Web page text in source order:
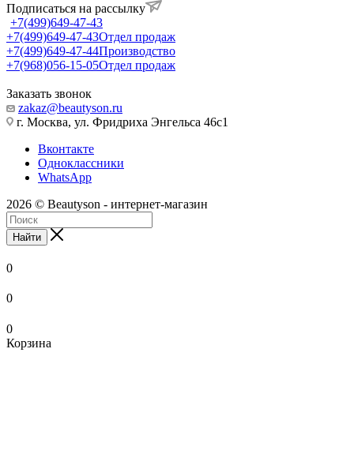
Подписаться на рассылку
+7(499)649-47-43
+7(499)649-47-43Отдел продаж
+7(499)649-47-44Производство
+7(968)056-15-05Отдел продаж
Заказать звонок
zakaz@beautyson.ru
г. Москва, ул. Фридриха Энгельса 46с1
Вконтакте
Одноклассники
WhatsApp
2026 © Beautyson - интернет-магазин
Найти
0
0
0
Корзина